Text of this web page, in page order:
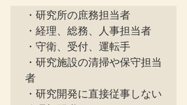
・研究所の庶務担当者
・経理、総務、人事担当者
・守衛、受付、運転手
・研究施設の清掃や保守担当
者
・研究開発に直接従事しない